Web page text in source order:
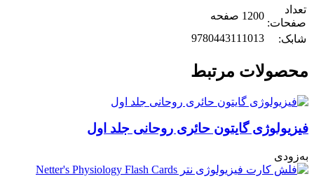
تعداد
صفحات:
1200 صفحه
شابک:
9780443111013
محصولات مرتبط
فیزیولوژی گایتون حائری روحانی جلد اول
به‌زودی